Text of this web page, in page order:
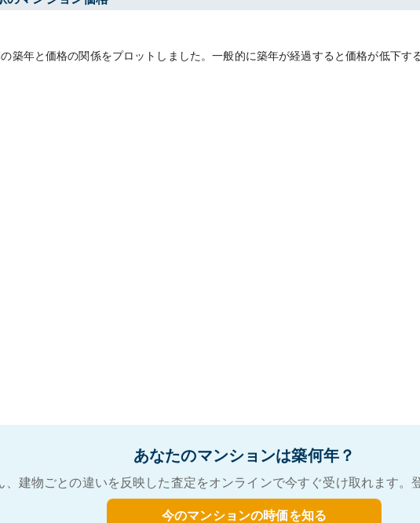
築年と価格の関係をプロットしました。一般的に築年が経過すると価格が低下す
あなたのマンションは築何年？
、建物ごとの違いを反映した査定をオンラインで今すぐ受け取れます。
今のマンションの時価を知る